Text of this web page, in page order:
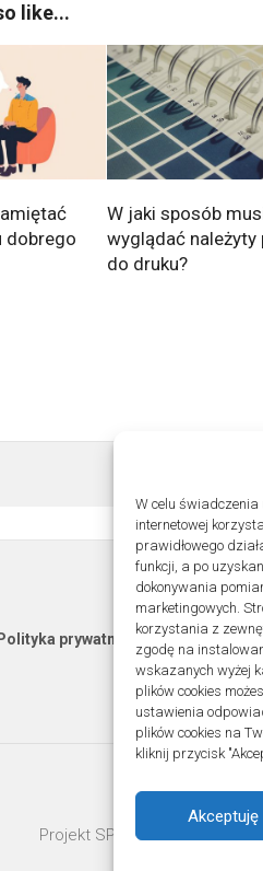
W celu świadczenia
internetowej
prawidłowego
funkcji, a po
dokonywania
marketingowych.
korzystania z
zgodę na
wskazanych wyżej
plików cookies
ustawienia
plików cookies na
kliknij przycisk
Akceptuję
like...
dobrego
W jaki sposób
wyglądać należyty
do druku?
Polityka prywatności
Projekt SPOZ © 2026. All